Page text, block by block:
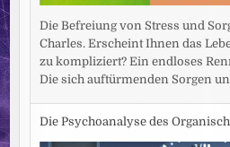
Die Befreiung von Stress und
Charles. Erscheint Ihnen das
zu kompliziert? Ein endloses
Die sich auftürmenden Sorgen
Die Psychoanalyse des